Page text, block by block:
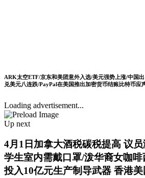
ARK太空ETF/京东和美团意外入选/美元强势上涨/中国
兑美元八连跌/PayPal在美国推出加密货币结账比特币应
Loading advertisement...
Up next
4月1日加拿大酒税碳税提高 议
学生室内需戴口罩/泼华裔女咖
投入10亿元生产制导武器 香港